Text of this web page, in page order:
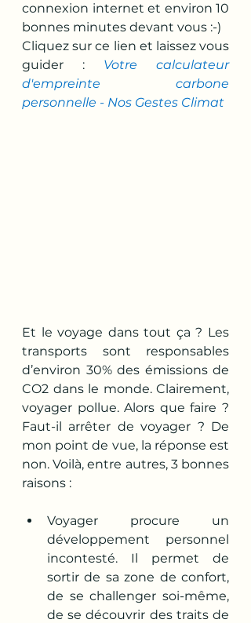
connexion internet et environ 10
bonnes minutes devant vous :-)
Cliquez sur ce lien et laissez vous
guider : Votre calculateur
d'empreinte carbone
personnelle - Nos Gestes Climat
Et le voyage dans tout ça ? Les
transports sont responsables
d’environ 30% des émissions de
CO2 dans le monde. Clairement,
voyager pollue. Alors que faire ?
Faut-il arrêter de voyager ? De
mon point de vue, la réponse est
non. Voilà, entre autres, 3 bonnes
raisons :
Voyager procure un
développement personnel
incontesté. Il permet de
sortir de sa zone de confort,
de se challenger soi-même,
de se découvrir des traits de